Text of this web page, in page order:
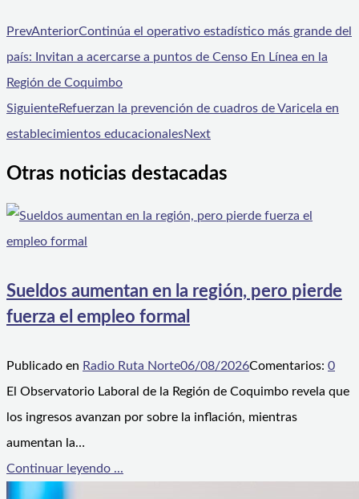
PrevAnteriorContinúa el operativo estadístico más grande del
país: Invitan a acercarse a puntos de Censo En Línea en la
Región de Coquimbo
SiguienteRefuerzan la prevención de cuadros de Varicela en
establecimientos educacionalesNext
Otras noticias destacadas
Sueldos aumentan en la región, pero pierde
fuerza el empleo formal
Publicado en Radio Ruta Norte06/08/2026Comentarios: 0
El Observatorio Laboral de la Región de Coquimbo revela que
los ingresos avanzan por sobre la inflación, mientras
aumentan la…
Continuar leyendo ...